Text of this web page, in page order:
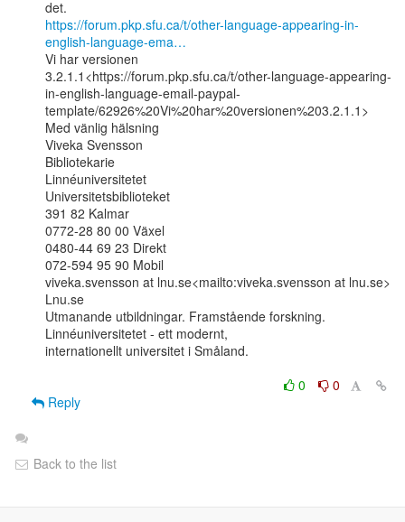
https://forum.pkp.sfu.ca/t/other-language-appearing-in-
english-language-ema…
Vi har versionen
3.2.1.1<https://forum.pkp.sfu.ca/t/other-language-appearing-
in-english-language-email-paypal-
template/62926%20Vi%20har%20versionen%203.2.1.1>
Med vänlig hälsning
Viveka Svensson
Bibliotekarie
Linnéuniversitetet
Universitetsbiblioteket
391 82 Kalmar
0772-28 80 00 Växel
0480-44 69 23 Direkt
072-594 95 90 Mobil
viveka.svensson at lnu.se<mailto:viveka.svensson at lnu.se>
Lnu.se
Utmanande utbildningar. Framstående forskning.
Linnéuniversitetet - ett modernt,
internationellt universitet i Småland.
0
0
Reply
Back to the list